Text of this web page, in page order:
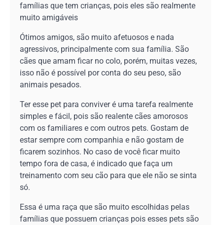
famílias que tem crianças, pois eles são realmente
muito amigáveis
Ótimos amigos, são muito afetuosos e nada
agressivos, principalmente com sua família. São
cães que amam ficar no colo, porém, muitas vezes,
isso não é possível por conta do seu peso, são
animais pesados.
Ter esse pet para conviver é uma tarefa realmente
simples e fácil, pois são realente cães amorosos
com os familiares e com outros pets. Gostam de
estar sempre com companhia e não gostam de
ficarem sozinhos. No caso de você ficar muito
tempo fora de casa, é indicado que faça um
treinamento com seu cão para que ele não se sinta
só.
Essa é uma raça que são muito escolhidas pelas
famílias que possuem crianças pois esses pets são